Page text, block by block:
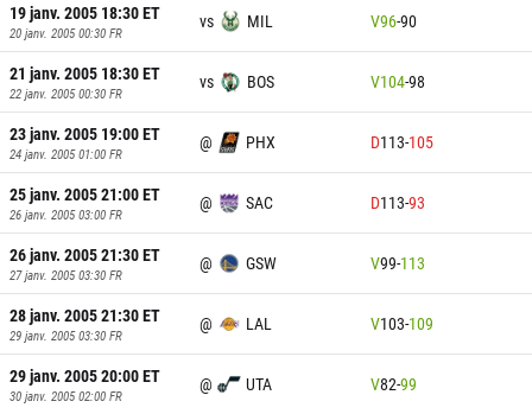
19 janv. 2005 18:30ET
20 janv. 2005 00:30 FR
vs MIL V96-90
21 janv. 2005 18:30ET
22 janv. 2005 00:30 FR
vs BOS V104-98
23 janv. 2005 19:00ET
24 janv. 2005 01:00 FR
@ PHX D113-105
25 janv. 2005 21:00ET
26 janv. 2005 03:00 FR
@ SAC D113-93
26 janv. 2005 21:30ET
27 janv. 2005 03:30 FR
@ GSW V99-113
28 janv. 2005 21:30ET
29 janv. 2005 03:30 FR
@ LAL V103-109
29 janv. 2005 20:00ET
30 janv. 2005 02:00 FR
@ UTA V82-99